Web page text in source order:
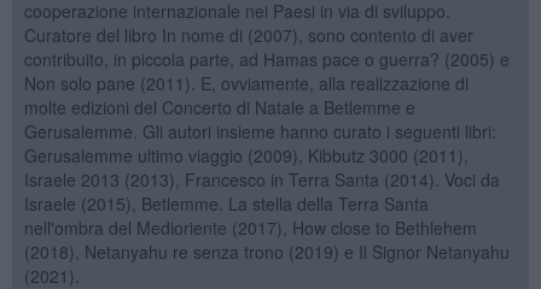
cooperazione internazionale nei Paesi in via di sviluppo.
Curatore del libro In nome di (2007), sono contento di aver
contribuito, in piccola parte, ad Hamas pace o guerra? (2005) e
Non solo pane (2011). E, ovviamente, alla realizzazione di
molte edizioni del Concerto di Natale a Betlemme e
Gerusalemme. Gli autori insieme hanno curato i seguenti libri:
Gerusalemme ultimo viaggio (2009), Kibbutz 3000 (2011),
Israele 2013 (2013), Francesco in Terra Santa (2014). Voci da
Israele (2015), Betlemme. La stella della Terra Santa
nell'ombra del Medioriente (2017), How close to Bethlehem
(2018), Netanyahu re senza trono (2019) e Il Signor Netanyahu
(2021).